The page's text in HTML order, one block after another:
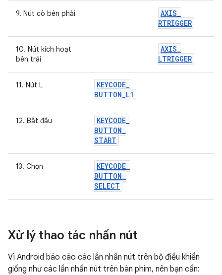
9. Nút cò bên phải AXIS_
RTRIGGER
10. Nút kích hoạt
bên trái
AXIS_
LTRIGGER
11. Nút L KEYCODE_
BUTTON_L1
12. Bắt đầu KEYCODE_
BUTTON_
START
13. Chọn KEYCODE_
BUTTON_
SELECT
Xử lý thao tác nhấn nút
Vì Android báo cáo các lần nhấn nút trên bộ điều khiển
giống như các lần nhấn nút trên bàn phím, nên bạn cần: